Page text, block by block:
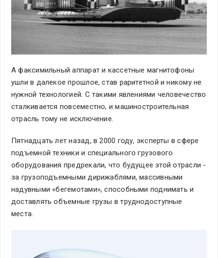
А факсимильный аппарат и кассетные магнитофоны
ушли в далекое прошлое, став раритетной и никому не
нужной технологией. С такими явлениями человечество
сталкивается повсеместно, и машиностроительная
отрасль тому не исключение.
Пятнадцать лет назад, в 2000 году, эксперты в сфере
подъемной техники и специального грузового
оборудования предрекали, что будущее этой отрасли -
за грузоподъемными дирижаблями, массивными
надувными «бегемотами», способными поднимать и
доставлять объемные грузы в труднодоступные
места.